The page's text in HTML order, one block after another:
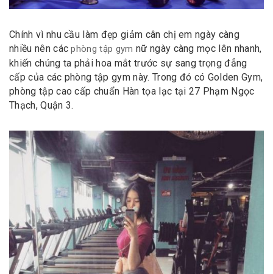
Chính vì nhu cầu làm đẹp giảm cân chị em ngày càng
nhiều nên cácphòng tập gym nữ ngày càng mọc lên nhanh,
khiến chúng ta phải hoa mắt trước sự sang trọng đẳng
cấp của các phòng tập gym này. Trong đó có Golden Gym,
phòng tập cao cấp chuẩn Hàn tọa lạc tại 27 Phạm Ngọc
Thạch, Quận 3.